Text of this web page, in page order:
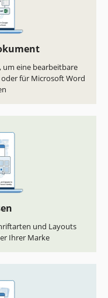
um eine bearbeitbare
oder für Microsoft Word
und Layouts
Ihrer Marke